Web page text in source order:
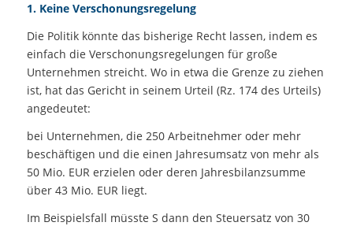
1. Keine Verschonungsregelung
Die Politik könnte das bisherige Recht lassen, indem es
einfach die Verschonungsregelungen für große
Unternehmen streicht. Wo in etwa die Grenze zu ziehen
ist, hat das Gericht in seinem Urteil (Rz. 174 des Urteils)
angedeutet:
bei Unternehmen, die 250 Arbeitnehmer oder mehr
beschäftigen und die einen Jahresumsatz von mehr als
50 Mio. EUR erzielen oder deren Jahresbilanzsumme
über 43 Mio. EUR liegt.
Im Beispielsfall müsste S dann den Steuersatz von 30